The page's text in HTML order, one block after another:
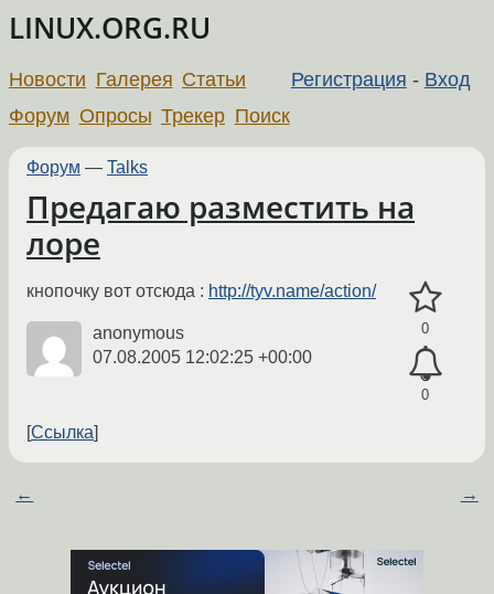
LINUX.ORG.RU
Регистрация - Вход
Новости Галерея Статьи
Форум Опросы Трекер Поиск
Форум — Talks
Предагаю разместить на
лоре
0
0
кнопочку вот отсюда : http://tyv.name/action/
anonymous
07.08.2005 12:02:25 +00:00
Ссылка
← →